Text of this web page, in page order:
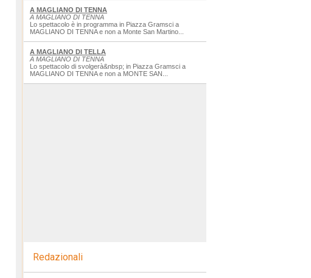
A MAGLIANO DI TENNA
A MAGLIANO DI TENNA
Lo spettacolo è in programma in Piazza Gramsci a
MAGLIANO DI TENNA e non a Monte San Martino...
A MAGLIANO DI TELLA
A MAGLIANO DI TENNA
Lo spettacolo di svolgerà&nbsp; in Piazza Gramsci a
MAGLIANO DI TENNA e non a MONTE SAN...
Redazionali